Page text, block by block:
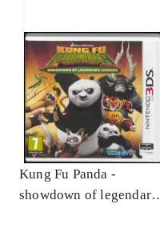
Kung Fu Panda -
showdown of legendary